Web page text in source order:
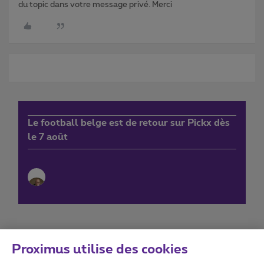
du topic dans votre message privé. Merci
Le football belge est de retour sur Pickx dès
le 7 août
Proximus utilise des cookies